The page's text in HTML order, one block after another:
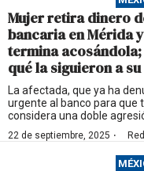
Mujer retira dinero
bancaria en Mérida
termina
qué la siguieron a su
La afectada, que ya ha
urgente al banco para que
considera una doble
22 de septiembre, 2025 ·